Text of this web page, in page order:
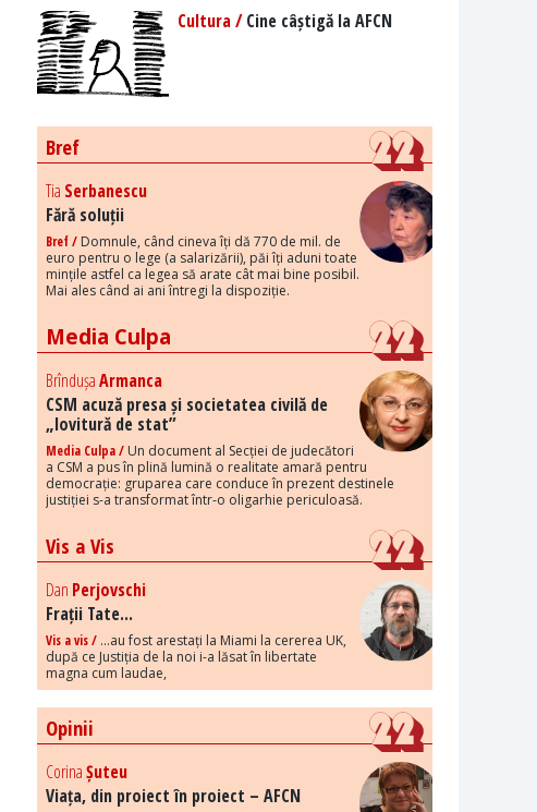
Cultura /Cine câștigă la AFCN
Bref
Tia Serbanescu
Fără soluții
Bref / Domnule, când cineva îți dă 770 de mil. de
euro pentru o lege (a salarizării), păi îți aduni toate
mințile astfel ca legea să arate cât mai bine posibil.
Mai ales când ai ani întregi la dispoziție.
Media Culpa
BrîndușaArmanca
CSM acuză presa și societatea civilă de
„lovitură de stat”
Media Culpa / Un document al Secției de judecători
a CSM a pus în plină lumină o realitate amară pentru
democrație: gruparea care conduce în prezent destinele
justiției s-a transformat într-o oligarhie periculoasă.
Vis a Vis
Dan Perjovschi
Frații Tate...
Vis a vis / ...au fost arestați la Miami la cererea UK,
după ce Justiția de la noi i-a lăsat în libertate
magna cum laudae,
Opinii
CorinaȘuteu
Viața, din proiect în proiect – AFCN